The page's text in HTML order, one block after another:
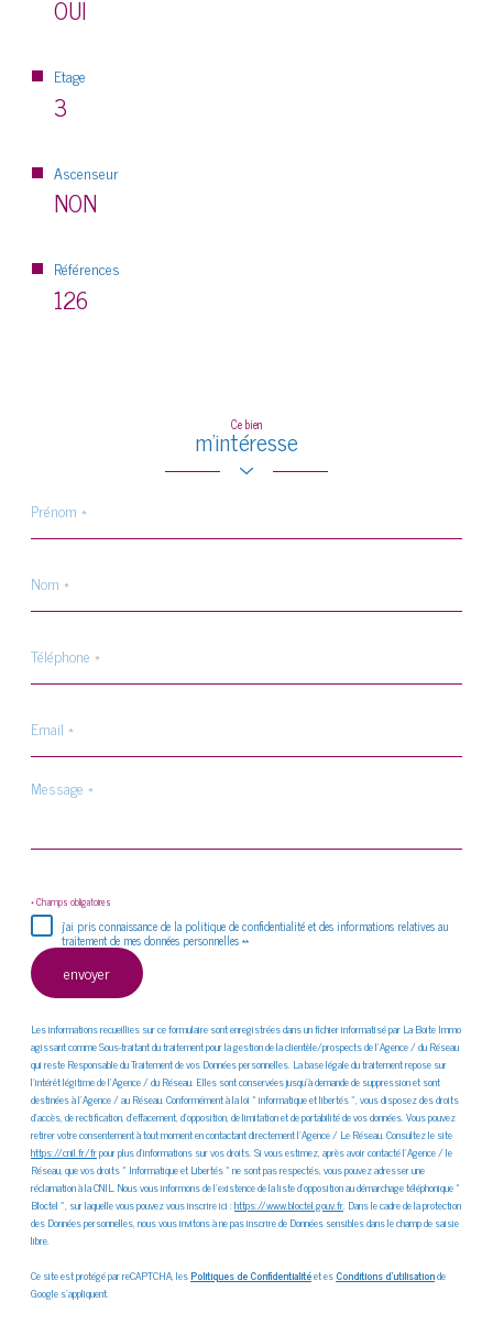
OUI
Etage
3
Ascenseur
NON
Références
126
Ce bien
m'intéresse
*
*
*
*
Message
* Champs obligatoires
j'ai pris connaissance de la politique de confidentialité et des informations relatives au
traitement de mes données personnelles **
envoyer
Les informations recueillies sur ce formulaire sont enregistrées dans un fichier informatisé par La Boite Immo
agissant comme Sous-traitant du traitement pour la gestion de la clientèle/prospects de l'Agence / du Réseau
qui reste Responsable du Traitement de vos Données personnelles. La base légale du traitement repose sur
l'intérêt légitime de l'Agence / du Réseau. Elles sont conservées jusqu'à demande de suppression et sont
destinées à l'Agence / au Réseau. Conformément à la loi « informatique et libertés », vous disposez des droits
d’accès, de rectification, d’effacement, d’opposition, de limitation et de portabilité de vos données. Vous pouvez
retirer votre consentement à tout moment en contactant directement l’Agence / Le Réseau. Consultez le site
https://cnil.fr/frpour plus d’informations sur vos droits. Si vous estimez, après avoir contacté l'Agence / le
Réseau, que vos droits « Informatique et Libertés » ne sont pas respectés, vous pouvez adresser une
réclamation à la CNIL. Nous vous informons de l’existence de la liste d'opposition au démarchage téléphonique «
Bloctel », sur laquelle vous pouvez vous inscrire ici :https://www.bloctel.gouv.fr. Dans le cadre de la protection
des Données personnelles, nous vous invitons à ne pas inscrire de Données sensibles dans le champ de saisie
libre.
Ce site est protégé par reCAPTCHA, lesPolitiques de Confidentialitéet esConditions d'utilisationde
Google s'appliquent.